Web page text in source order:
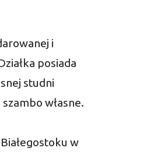
i
posiada
studni
własne.
w